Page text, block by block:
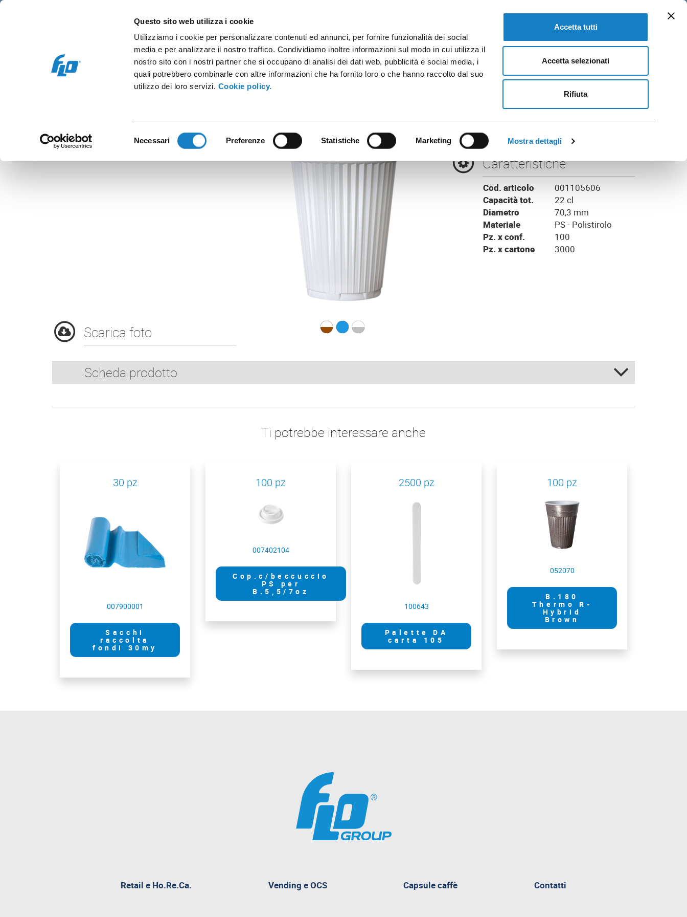
Questo sito web utilizza i cookie
Utilizziamo i cookie per personalizzare contenuti ed annunci, per fornire funzionalità dei social
media e per analizzare il nostro traffico. Condividiamo inoltre informazioni sul modo in cui utilizza il
nostro sito con i nostri partner che si occupano di analisi dei dati web, pubblicità e social media, i
quali potrebbero combinarle con altre informazioni che ha fornito loro o che hanno raccolto dal suo
utilizzo dei loro servizi. Cookie policy.
Necessari Preferenze Statistiche Marketing Mostra dettagli
Accetta tutti
Accetta selezionati
Rifiuta
Retail e Ho.Re.Ca. Vending e OCS Capsule caffè IT
Serie Thermo
B.180 Thermo Bianco
Caratteristiche
Cod. articolo
001105606
Capacità tot.
22 cl
Diametro
70,3 mm
Materiale
PS - Polistirolo
Pz. x conf.
100
Pz. x cartone
3000
Scarica foto B.180 Thermo B.co/Marrone - Bianco/Marrone
B.180 Thermo B.co/Blu - Bianco/Blu
Scheda prodotto
Ti potrebbe interessare anche
30 pz
007900001
Sacchi
raccolta
fondi 30my
100 pz
007402104
Cop.c/beccuccio
PS per
B.5,5/7oz
2500 pz
100643
Palette DA
carta 105
100 pz
052070
B.180
Thermo R-
Hybrid
Brown
Retail e Ho.Re.Ca. Vending e OCSpagina
Capsule caffè Contatti